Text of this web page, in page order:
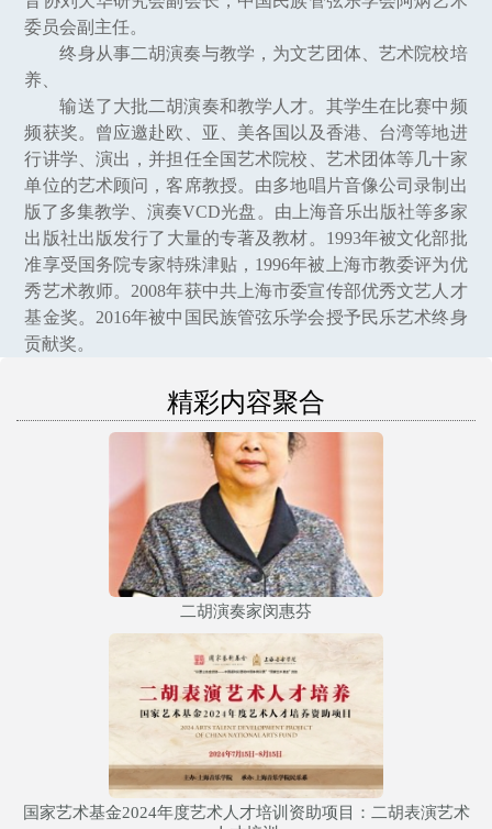
委员会副主任。
终身从事二胡演奏与教学，为文艺团体、艺术院校培
养、
输送了大批二胡演奏和教学人才。其学生在比赛中频
频获奖。曾应邀赴欧、亚、美各国以及香港、台湾等地进
行讲学、演出，并担任全国艺术院校、艺术团体等几十家
单位的艺术顾问，客席教授。由多地唱片音像公司录制出
版了多集教学、演奏VCD光盘。由上海音乐出版社等多家
出版社出版发行了大量的专著及教材。1993年被文化部批
准享受国务院专家特殊津贴，1996年被上海市教委评为优
秀艺术教师。2008年获中共上海市委宣传部优秀文艺人才
基金奖。2016年被中国民族管弦乐学会授予民乐艺术终身
贡献奖。
精彩内容聚合
二胡演奏家闵惠芬
国家艺术基金2024年度艺术人才培训资助项目：二胡表演艺术